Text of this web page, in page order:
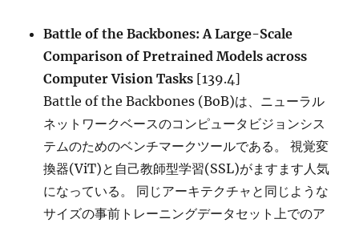
Battle of the Backbones: A Large-Scale
Comparison of Pretrained Models across
Computer Vision Tasks [139.4]
Battle of the Backbones (BoB)は、ニューラル
ネットワークベースのコンピュータビジョンシス
テムのためのベンチマークツールである。 視覚変
換器(ViT)と自己教師型学習(SSL)がますます人気
になっている。 同じアーキテクチャと同じような
サイズの事前トレーニングデータセット上でのア